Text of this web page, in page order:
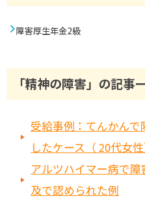
障害厚生年金2級
「精神の障害」の記事
受給事例：てんかん
したケース（ 20代女性
アルツハイマー病で
及で認められた例